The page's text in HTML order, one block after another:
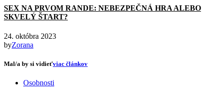
SEX NA PRVOM RANDE: NEBEZPEČNÁ HRA ALEBO
SKVELÝ ŠTART?
24. októbra 2023
byZorana
Mal/a by si vidieťviac článkov
Osobnosti